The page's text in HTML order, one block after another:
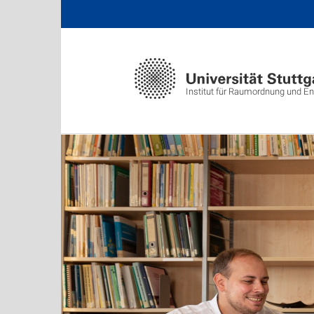
Institut für Raumordnung und